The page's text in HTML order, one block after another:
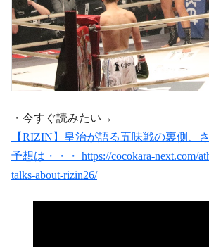
・今すぐ読みたい→
【RIZIN】皇治が語る五味戦の裏側、
予想は・・・ https://cocokara-next.com/
talks-about-rizin26/